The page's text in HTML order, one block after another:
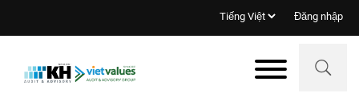
Đăng nhập